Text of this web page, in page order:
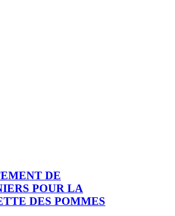
DE
POUR LA
DES POMMES